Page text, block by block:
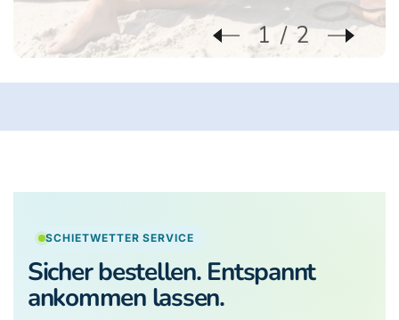
1 2
SCHIETWETTER SERVICE
Sicher bestellen. Entspannt
ankommen lassen.